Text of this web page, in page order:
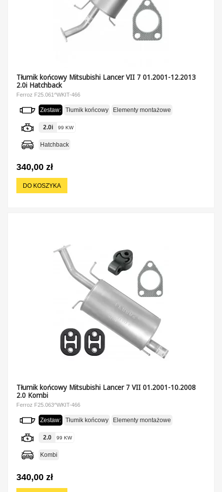
Tłumik końcowy Mitsubishi Lancer VII 7 01.2001-12.2013
2.0i Hatchback
Ferroz F25.061^WKIT-466
Zestaw: Tłumik końcowy Elementy montażowe
2.0i 99 KW
Hatchback
340,00 zł
DO KOSZYKA
Tłumik końcowy Mitsubishi Lancer 7 VII 01.2001-10.2008
2.0 Kombi
Ferroz F25.063^WKIT-466
Zestaw: Tłumik końcowy Elementy montażowe
2.0 99 KW
Kombi
340,00 zł